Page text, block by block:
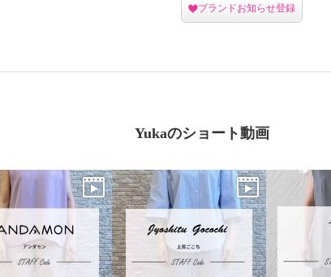
ブランドお知らせ登録
Yukaのショート動画